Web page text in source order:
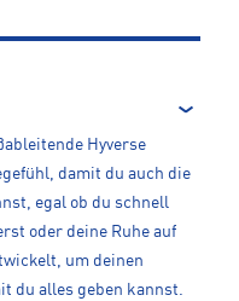
Hyverse
damit du auch die
egal ob du schnell
oder deine Ruhe auf
um deinen
du alles geben kannst.